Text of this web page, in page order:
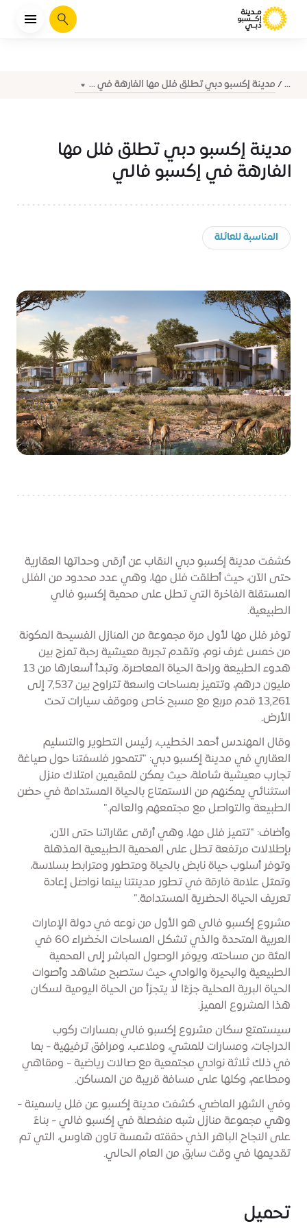
يبحث
... مدينة إكسبو دبي تطلق فلل مها الفارهة في ...
مدينة إكسبو دبي تطلق فلل مها
الفارهة في إكسبو فالي
المناسبة للعائلة
كشفت مدينة إكسبو دبي النقاب عن أرقى وحداتها العقارية
حتى الآن، حيث أطلقت فلل مها، وهي عدد محدود من الفلل
المستقلة الفاخرة التي تطل على محمية إكسبو فالي
الطبيعية.
توفر فلل مها لأول مرة مجموعة من المنازل الفسيحة المكونة
من خمس غرف نوم، وتقدم تجربة معيشية رحبة تمزج بين
هدوء الطبيعة وراحة الحياة المعاصرة، وتبدأ أسعارها من 13
مليون درهم، وتتميز بمساحات واسعة تتراوح بين 7,537 إلى
13,261 قدم مربع مع مسبح خاص وموقف سيارات تحت
الأرض.
وقال المهندس أحمد الخطيب، رئيس التطوير والتسليم
العقاري في مدينة إكسبو دبي: "تتمحور فلسفتنا حول صياغة
تجارب معيشية شاملة، حيث يمكن للمقيمين امتلاك منزل
استثنائي يمكنهم من الاستمتاع بالحياة المستدامة في حضن
الطبيعة والتواصل مع مجتمعهم والعالم."
وأضاف: "تتميز فلل مها، وهي أرقى عقاراتنا حتى الآن،
بإطلالات مرتفعة تطل على المحمية الطبيعية المذهلة
وتوفر أسلوب حياة نابض بالحياة ومتطور ومترابط بسلاسة،
وتمثل علامة فارقة في تطور مدينتنا بينما نواصل إعادة
تعريف الحياة الحضرية المستدامة."
مشروع إكسبو فالي هو الأول من نوعه في دولة الإمارات
العربية المتحدة والذي تشكل المساحات الخضراء 60 في
المئة من مساحته، ويوفر الوصول المباشر إلى المحمية
الطبيعية والبحيرة والوادي، حيث ستصبح مشاهد وأصوات
الحياة البرية المحلية جزءًا لا يتجزأ من الحياة اليومية لسكان
هذا المشروع المميز.
سيستمتع سكان مشروع إكسبو فالي بمسارات ركوب
الدراجات، ومسارات للمشي، وملاعب، ومرافق ترفيهية - بما
في ذلك ثلاثة نوادي مجتمعية مع صالات رياضية - ومقاهي
ومطاعم، وكلها على مسافة قريبة من المساكن.
وفي الشهر الماضي، كشفت مدينة إكسبو عن فلل ياسمينة -
وهي مجموعة منازل شبه منفصلة في إكسبو فالي - بناءً
على النجاح الباهر الذي حققته شمسة تاون هاوس، التي تم
تقديمها في وقت سابق من العام الحالي.
تحميل